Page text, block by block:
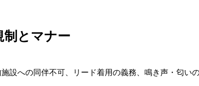
とマナー
設への同伴不可、リード着用の義務、鳴き声・匂い